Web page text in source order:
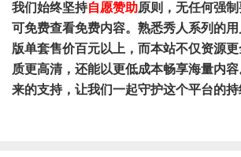
我们始终坚持自愿赞助原则，无任何强
可免费查看免费内容。熟悉秀人系列的
版单套售价百元以上，而本站不仅资源
质更高清，还能以更低成本畅享海量内
来的支持，让我们一起守护这个平台的持